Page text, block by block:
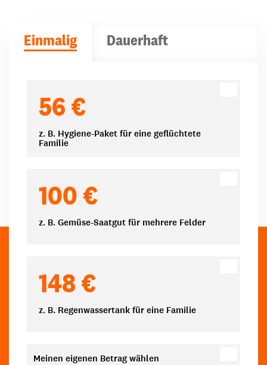
Einmalig Dauerhaft
56 €
z. B. Hygiene-Paket für eine geflüchtete
Familie
100 €
z. B. Gemüse-Saatgut für mehrere Felder
148 €
z. B. Regenwassertank für eine Familie
Meinen eigenen Betrag wählen